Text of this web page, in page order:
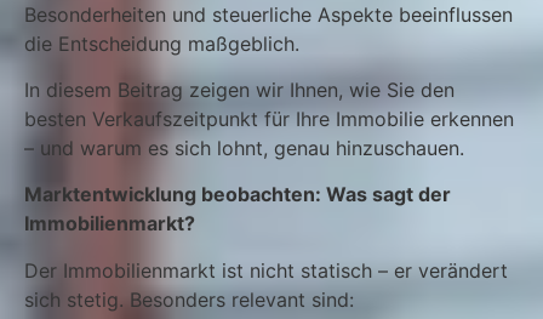
Besonderheiten und steuerliche Aspekte beeinflussen
die Entscheidung maßgeblich.
In diesem Beitrag zeigen wir Ihnen, wie Sie den
besten Verkaufszeitpunkt für Ihre Immobilie erkennen
– und warum es sich lohnt, genau hinzuschauen.
Marktentwicklung beobachten: Was sagt der
Immobilienmarkt?
Der Immobilienmarkt ist nicht statisch – er verändert
sich stetig. Besonders relevant sind: